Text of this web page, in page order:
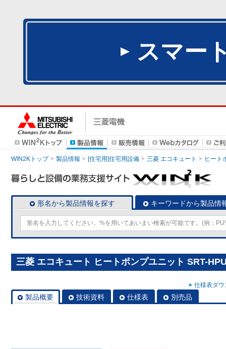
スマー
WIN2Kトップ 製品情報 [住宅用]住宅用設備 三菱 エコキュート ヒート
形名から製品情報を探す キーワードから製品情
三菱 エコキュート ヒートポンプユニット SRT-
仕様表ダ
製品概要 技術資料 仕様表 別売品